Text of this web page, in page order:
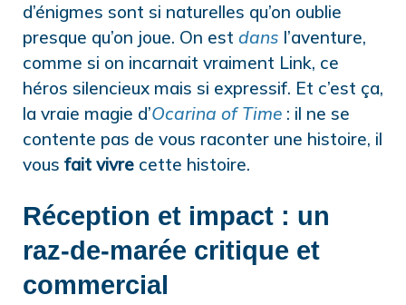
d’énigmes sont si naturelles qu’on oublie
presque qu’on joue. On est dans l’aventure,
comme si on incarnait vraiment Link, ce
héros silencieux mais si expressif. Et c’est ça,
la vraie magie d’Ocarina of Time : il ne se
contente pas de vous raconter une histoire, il
vous fait vivre cette histoire.
Réception et impact : un
raz-de-marée critique et
commercial